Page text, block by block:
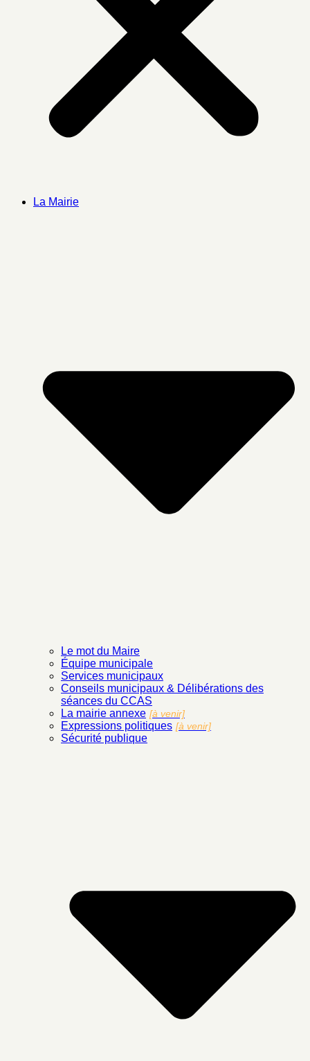
La Mairie
Le mot du Maire
Équipe municipale
Services municipaux
Conseils municipaux & Délibérations des
séances du CCAS
La mairie annexe [à venir]
Expressions politiques [à venir]
Sécurité publique